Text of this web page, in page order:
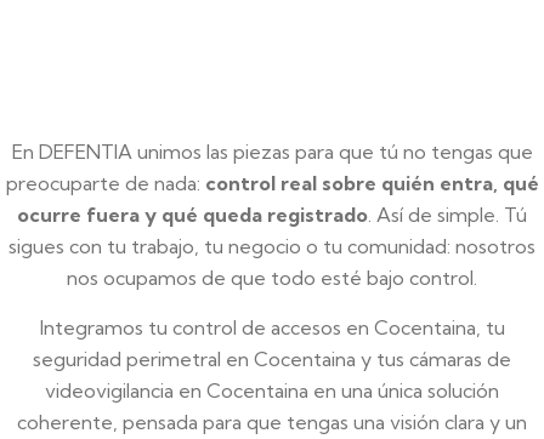
En DEFENTIA unimos las piezas para que tú no tengas que
preocuparte de nada: control real sobre quién entra, qué
ocurre fuera y qué queda registrado. Así de simple. Tú
sigues con tu trabajo, tu negocio o tu comunidad: nosotros
nos ocupamos de que todo esté bajo control.
Integramos tu control de accesos en Cocentaina, tu
seguridad perimetral en Cocentaina y tus cámaras de
videovigilancia en Cocentaina en una única solución
coherente, pensada para que tengas una visión clara y un